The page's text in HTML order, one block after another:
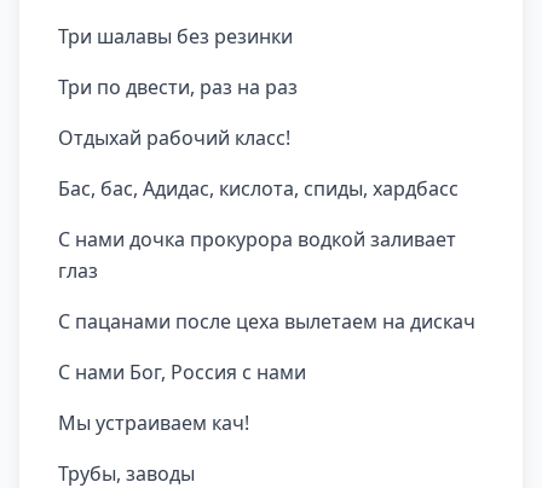
Три шалавы без резинки
Три по двести, раз на раз
Отдыхай рабочий класс!
Бас, бас, Адидас, кислота, спиды, хардбасс
С нами дочка прокурора водкой заливает
глаз
С пацанами после цеха вылетаем на дискач
С нами Бог, Россия с нами
Мы устраиваем кач!
Трубы, заводы